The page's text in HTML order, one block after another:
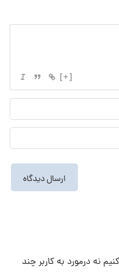
[+]
نام
نه درمورد به کاربر چند